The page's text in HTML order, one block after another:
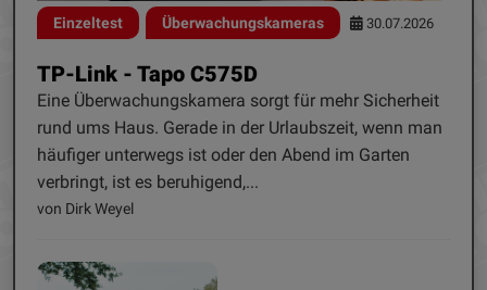
Einzeltest Überwachungskameras 30.07.2026
TP-Link - Tapo C575D
Eine Überwachungskamera sorgt für mehr Sicherheit
rund ums Haus. Gerade in der Urlaubszeit, wenn man
häufiger unterwegs ist oder den Abend im Garten
verbringt, ist es beruhigend,...
von Dirk Weyel